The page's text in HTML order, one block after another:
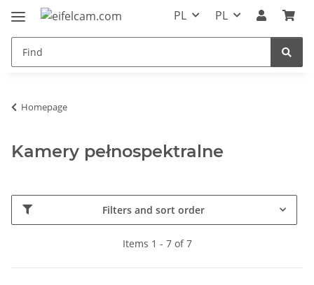
PL PL
Homepage
Kamery pełnospektralne
Filters and sort order
Items 1 - 7 of 7